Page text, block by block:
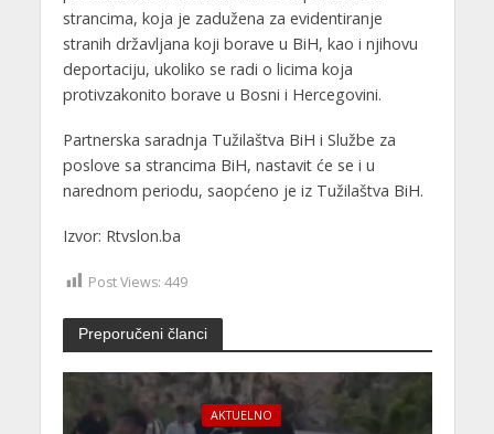
strancima, koja je zadužena za evidentiranje
stranih državljana koji borave u BiH, kao i njihovu
deportaciju, ukoliko se radi o licima koja
protivzakonito borave u Bosni i Hercegovini.
Partnerska saradnja Tužilaštva BiH i Službe za
poslove sa strancima BiH, nastavit će se i u
narednom periodu, saopćeno je iz Tužilaštva BiH.
Izvor: Rtvslon.ba
Post Views: 449
Preporučeni članci
AKTUELNO